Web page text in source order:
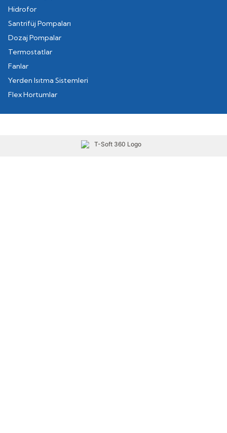
Hidrofor
Santrifüj Pompaları
Dozaj Pompalar
Termostatlar
Fanlar
Yerden Isıtma Sistemleri
Flex Hortumlar